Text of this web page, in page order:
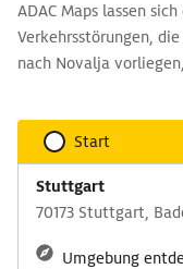
ADAC Maps lassen
Verkehrsstörungen,
nach Novalja
Start
Stuttgart
70173 Stuttgart,
Umgebung